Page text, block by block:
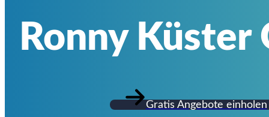
Ronny Küster
Gratis Angebote einholen